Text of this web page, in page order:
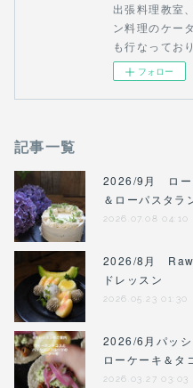
出張料理教室
ン料理のケー
も行なってお
フォロー
記事一覧
2026/9月 ロー
＆ローパスタラ
2026.07.08 04:10
2026/8月 Raw
ドレッスン
2026.05.23 01:30
2026/6月パッ
ローケーキ＆タ
2026.03.27 03:03